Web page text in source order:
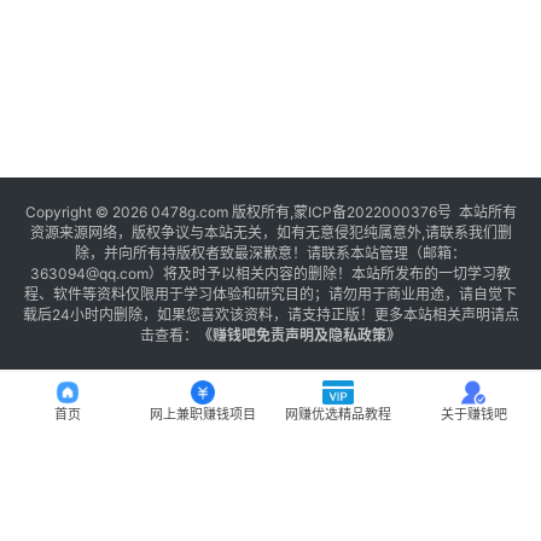
Copyright © 2026 0478g.com 版权所有,蒙ICP备2022000376号 本站所有
资源来源网络，版权争议与本站无关，如有无意侵犯纯属意外,请联系我们删
除，并向所有持版权者致最深歉意！请联系本站管理（邮箱：
363094@qq.com）将及时予以相关内容的删除！本站所发布的一切学习教
程、软件等资料仅限用于学习体验和研究目的；请勿用于商业用途，请自觉下
载后24小时内删除，如果您喜欢该资料，请支持正版！更多本站相关声明请点
击查看：
《赚钱吧免责声明及隐私政策》
首页 网上兼职赚钱项目 网赚优选精品教程 关于赚钱吧